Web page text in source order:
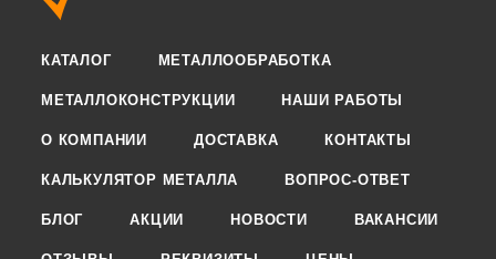
КАТАЛОГ МЕТАЛЛООБРАБОТКА
МЕТАЛЛОКОНСТРУКЦИИ НАШИ РАБОТЫ
О КОМПАНИИ ДОСТАВКА КОНТАКТЫ
КАЛЬКУЛЯТОР МЕТАЛЛА ВОПРОС-ОТВЕТ
БЛОГ АКЦИИ НОВОСТИ ВАКАНСИИ